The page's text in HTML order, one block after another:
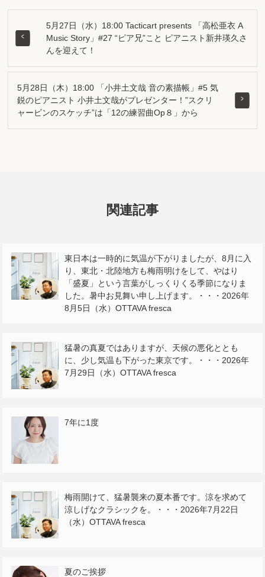
5月27日（水）18:00 Tacticart presents 「高松亜衣 A
Music Story」#27 “ピア兄”こと ピアニスト新井瑛久さ
んを迎えて！
5月28日（木）18:00 「小井土文哉 音の素描帳」#5 気
鋭のピアニスト 小井土文哉がプレゼンター！”スクリ
ャービンのスケッチ”は「12の練習曲Op８」から
関連記事
東日本は一時的に気温が下がりましたが、8月に入
り、東北・北陸地方も梅雨明けをして、やはり
「盛夏」という言葉がしっくりくる季節になりま
した。暑中お見舞い申し上げます。・・・2026年
8月5日（水）OTTAVA fresca
猛暑の真夏ではありますが、天候の悪化ととも
に、少し気温も下がった東京です。・・・2026年
7月29日（水）OTTAVA fresca
7年に1度
梅雨開けて、猛暑襲来の夏本番です。涼を求めて
涼しげなクラシックを。・・・2026年7月22日
（水）OTTAVA fresca
夏のご挨拶